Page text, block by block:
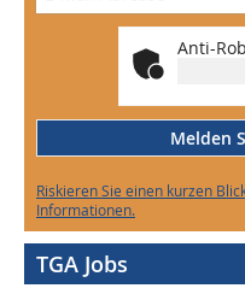
Anti-
Melden
Riskieren Sie einen kurzen
Informationen.
TGA Jobs